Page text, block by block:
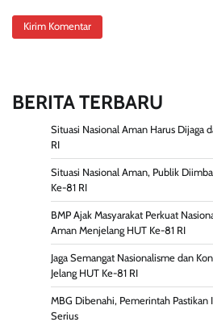
BERITA TERBARU
Situasi Nasional Aman Harus Dijaga
RI
Situasi Nasional Aman, Publik
Ke-81 RI
BMP Ajak Masyarakat Perkuat
Aman Menjelang HUT Ke-81 RI
Jaga Semangat Nasionalisme dan
Jelang HUT Ke-81 RI
MBG Dibenahi, Pemerintah Pastikan
Serius